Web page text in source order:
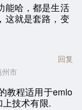
能哈，都是生活
这就是套路，变
市
回复
教程适用于emlo
技术有限.